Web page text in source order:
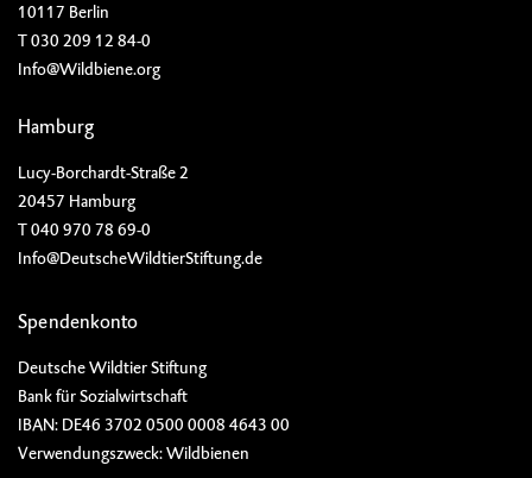
10117 Berlin
T 030 209 12 84-0
Info@Wildbiene.org
Hamburg
Lucy-Borchardt-Straße 2
20457 Hamburg
T 040 970 78 69-0
Info@DeutscheWildtierStiftung.de
Spendenkonto
Deutsche Wildtier Stiftung
Bank für Sozialwirtschaft
IBAN: DE46 3702 0500 0008 4643 00
Verwendungszweck: Wildbienen